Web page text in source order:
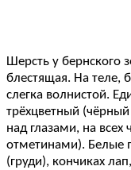
Шерсть у бернского
блестящая. На теле,
слегка волнистой.
трёхцветный
над глазами, на всех
отметинами). Белые
(груди), кончиках